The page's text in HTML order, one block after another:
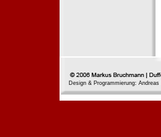
Design & Programmierung: Andreas